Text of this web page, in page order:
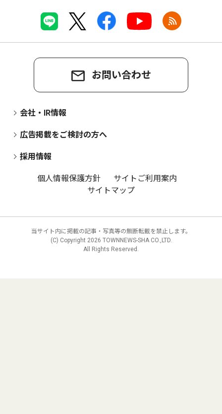
お問い合わせ
会社・IR情報
広告掲載をご検討の方へ
採用情報
個人情報保護方針
サイトご利用案内
サイトマップ
当サイト内に掲載の記事・写真等の無断転載を禁止します。
(C) Copyright 2026 TOWNNEWS-SHA CO.,LTD.
All Rights Reserved.